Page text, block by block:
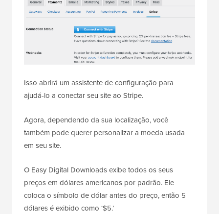
Isso abrirá um assistente de configuração para
ajudá-lo a conectar seu site ao Stripe.
Agora, dependendo da sua localização, você
também pode querer personalizar a moeda usada
em seu site.
O Easy Digital Downloads exibe todos os seus
preços em dólares americanos por padrão. Ele
coloca o símbolo de dólar antes do preço, então 5
dólares é exibido como ‘$5.’